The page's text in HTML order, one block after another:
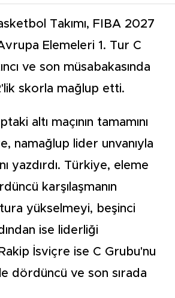
Takımı, FIBA 2027
Elemeleri 1. Tur C
ve son müsabakasında
skorla mağlup etti.
altı maçının tamamını
namağlup lider unvanıyla
yazdırdı. Türkiye, eleme
karşılaşmanın
yükselmeyi, beşinci
ise liderliği
İsviçre ise C Grubu'nu
dördüncü ve son sırada